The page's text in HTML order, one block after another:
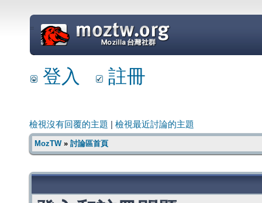
=
登入 註冊
檢視沒有回覆的主題 檢視最近討論的主題
MozTW» 討論區首頁